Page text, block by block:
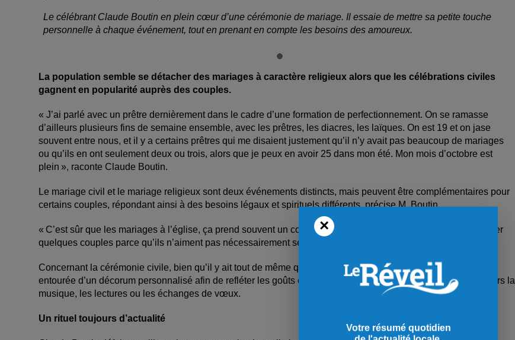
Le célébrant Claude Boutin en plein cœur d’une cérémonie de mariage. Il essaie de mettre sa petite touche
personnelle à chaque événement, tout en prenant en compte les besoins des amoureux.
La population semble se détacher des mariages à caractère religieux alors que les célébrations civiles
gagnent en popularité auprès des couples.
« J’ai parlé avec un prêtre dernièrement dans le cadre d’une formation de perfectionnement. On se ramasse
d’ailleurs plusieurs fins de semaine ensemble, avec les prêtres, les diacres, les laïques. On est 19 et on jase
souvent entre nous, et il y a certains prêtres qui me disaient justement qu’il n’y avait pas beaucoup de mariages
ou qu’ils en ont seulement deux ou trois, alors que je peux en avoir 25 dans mon été. Mon mois d’octobre est
plein », raconte Claude Boutin.
Le mariage civil et le mariage religieux sont deux événements distincts, mais peuvent être complémentaires pour
certains couples, répondant ainsi à des besoins légaux et spirituels différents, précise M. Boutin.
« C’est sûr que les mariages à l’église, ça prend souvent un cours de préparation au mariage, ce qui fait reculer
quelques couples parce qu’ils n’aiment pas nécessairement se faire dire quoi faire lors de la cérémonie. »
Concernant la cérémonie civile, bien qu’il y ait tout de même quelques formalités à respecter, celle-ci peut être
entourée d’un décorum personnalisé afin de refléter les goûts et les convictions des époux, que ce soit à travers la
musique, les lectures ou les échanges de vœux.
Un rituel toujours d’actualité
×
Votre résumé quotidien